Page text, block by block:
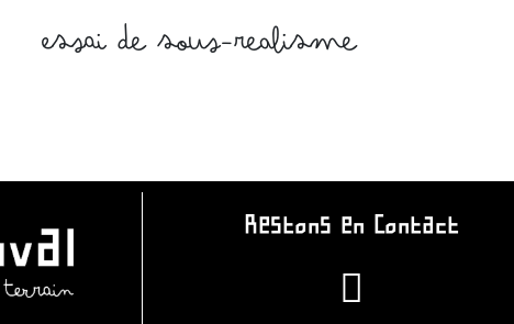
essai de sous-realisme
Restons en Contact